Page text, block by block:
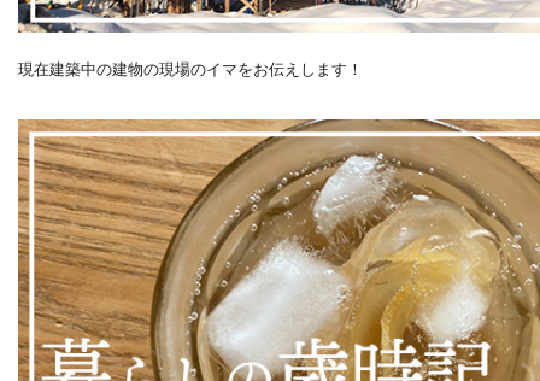
現在建築中の建物の現場のイマをお伝えします！